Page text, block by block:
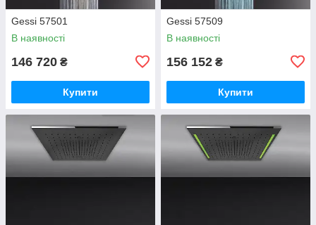
Gessi 57501
В наявності
146 720 ₴
Купити
Gessi 57509
В наявності
156 152 ₴
Купити